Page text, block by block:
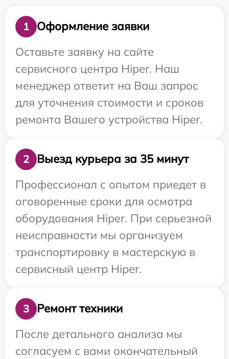
1
Оформление заявки
Оставьте заявку на сайте
сервисного центра Hiper. Наш
менеджер ответит на Ваш запрос
для уточнения стоимости и сроков
ремонта Вашего устройства Hiper.
2
Выезд курьера за 35 минут
Профессионал с опытом приедет в
оговоренные сроки для осмотра
оборудования Hiper. При серьезной
неисправности мы организуем
транспортировку в мастерскую в
сервисный центр Hiper.
3
Ремонт техники
После детального анализа мы
согласуем с вами окончательный